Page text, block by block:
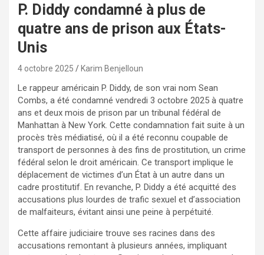
P. Diddy condamné à plus de
quatre ans de prison aux États-
Unis
4 octobre 2025 Karim Benjelloun
Le rappeur américain P. Diddy, de son vrai nom Sean
Combs, a été condamné vendredi 3 octobre 2025 à quatre
ans et deux mois de prison par un tribunal fédéral de
Manhattan à New York. Cette condamnation fait suite à un
procès très médiatisé, où il a été reconnu coupable de
transport de personnes à des fins de prostitution, un crime
fédéral selon le droit américain. Ce transport implique le
déplacement de victimes d’un État à un autre dans un
cadre prostitutif. En revanche, P. Diddy a été acquitté des
accusations plus lourdes de trafic sexuel et d’association
de malfaiteurs, évitant ainsi une peine à perpétuité.
Cette affaire judiciaire trouve ses racines dans des
accusations remontant à plusieurs années, impliquant